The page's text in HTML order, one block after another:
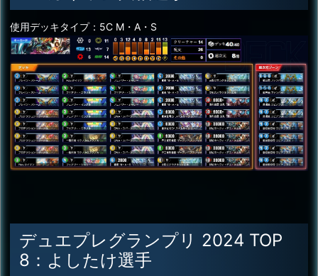
使用デッキタイプ：5C M・A・S
デュエプレグランプリ 2024 TOP
8：よしたけ選手